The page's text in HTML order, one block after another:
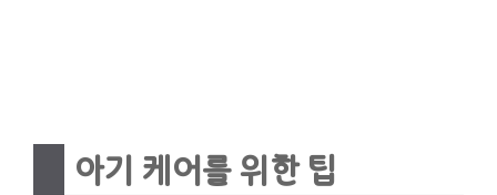
아기 케어를 위한 팁